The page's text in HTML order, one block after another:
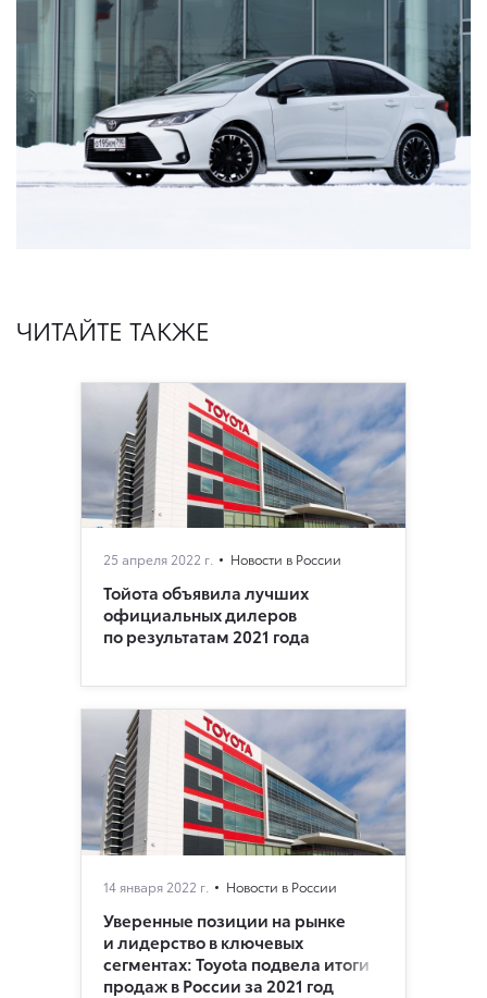
ЧИТАЙТЕ ТАКЖЕ
25 апреля 2022 г. Новости в России
Тойота объявила лучших
официальных дилеров
по результатам 2021 года
14 января 2022 г. Новости в России
Уверенные позиции на рынке
и лидерство в ключевых
сегментах: Toyota подвела итоги
продаж в России за 2021 год